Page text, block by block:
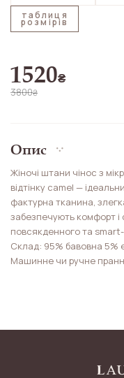
таблиця
розмірів
1520₴
3800₴
Опис
Жіночі штани чінос з
відтінку camel —
фактурна тканина,
забезпечують комфорт
повсякденного та
Склад: 95% бавовна 5%
Машинне чи ручне